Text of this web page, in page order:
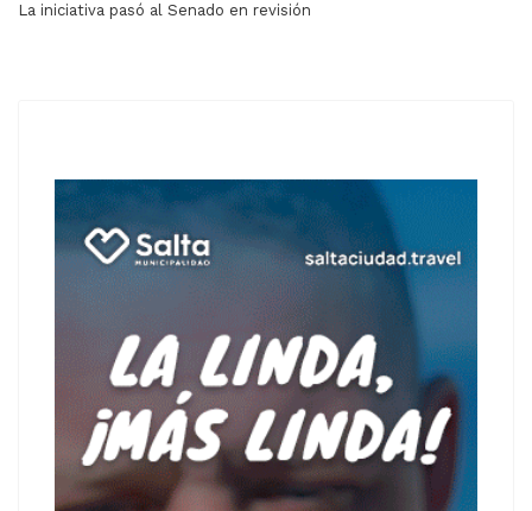
La iniciativa pasó al Senado en revisión